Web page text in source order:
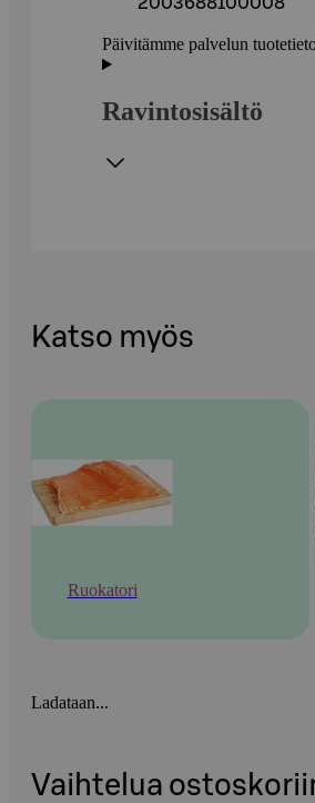
Päivitämme palvelun
Ravintosisältö
Katso myös
Ruokatori
Ladataan...
Vaihtelua